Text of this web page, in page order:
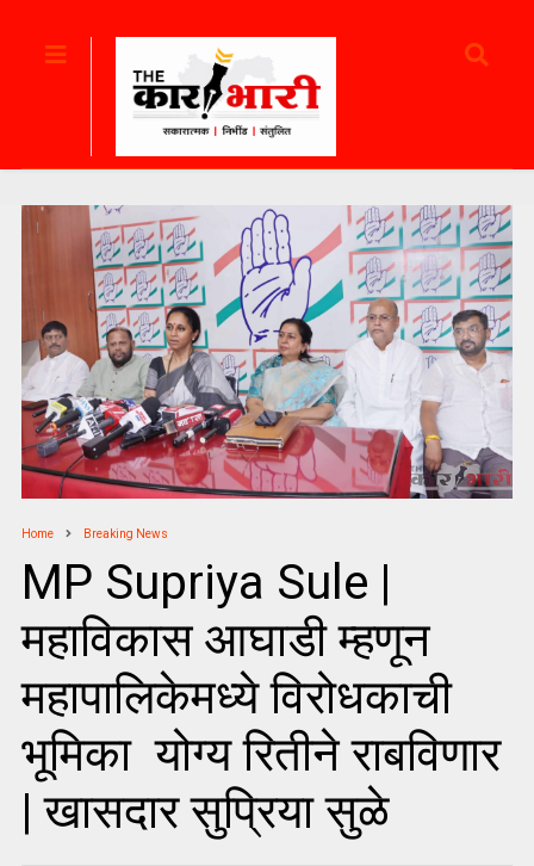
Home Breaking News
MP Supriya Sule |
महाविकास आघाडी म्हणून
महापालिकेमध्ये विरोधकाची
भूमिका योग्य रितीने राबविणार
| खासदार सुप्रिया सुळे